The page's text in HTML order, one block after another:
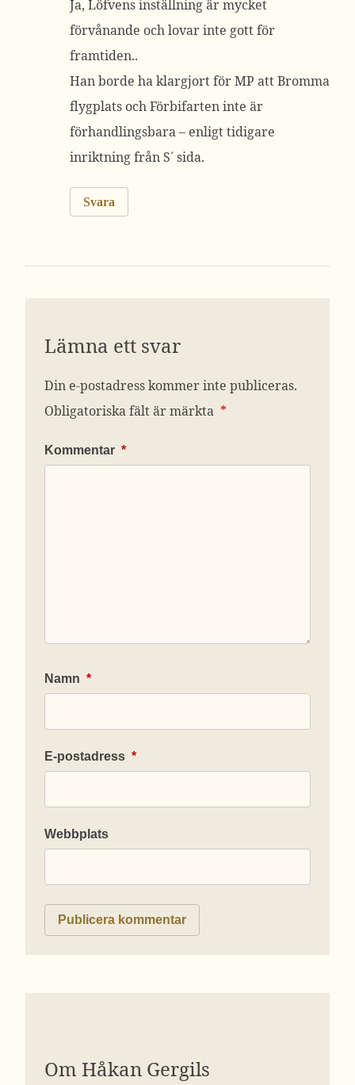
Ja, Löfvens inställning är mycket
förvånande och lovar inte gott för
framtiden..
Han borde ha klargjort för MP att Bromma
flygplats och Förbifarten inte är
förhandlingsbara – enligt tidigare
inriktning från S´ sida.
Svara
Lämna ett svar
Din e-postadress kommer inte publiceras.
Obligatoriska fält är märkta *
Kommentar *
Namn *
E-postadress *
Webbplats
Om Håkan Gergils